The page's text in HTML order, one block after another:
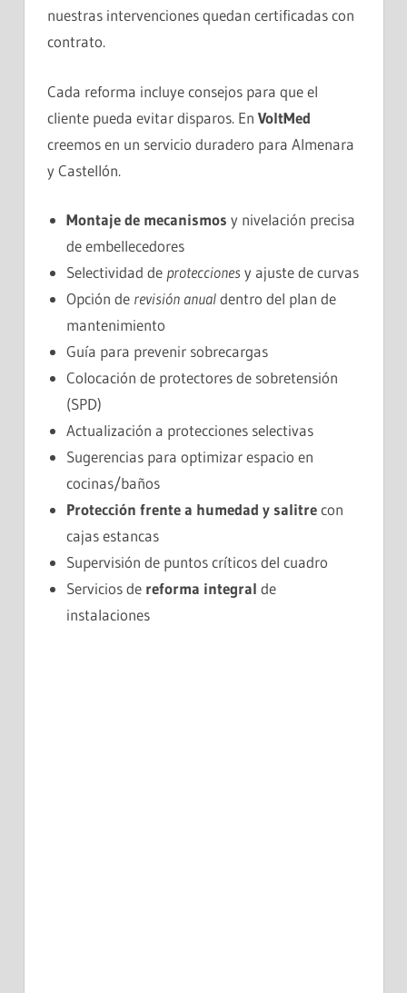
nuestras intervenciones quedan certificadas con
contrato.
Cada reforma incluye consejos para que el
cliente pueda evitar disparos. En VoltMed
creemos en un servicio duradero para Almenara
y Castellón.
Montaje de mecanismos y nivelación precisa
de embellecedores
Selectividad de protecciones y ajuste de curvas
Opción de revisión anualdentro del plan de
mantenimiento
Guía para prevenir sobrecargas
Colocación de protectores de sobretensión
(SPD)
Actualización a protecciones selectivas
Sugerencias para optimizar espacio en
cocinas/baños
Protección frente a humedad y salitrecon
cajas estancas
Supervisión de puntos críticos del cuadro
Servicios de reforma integral de
instalaciones